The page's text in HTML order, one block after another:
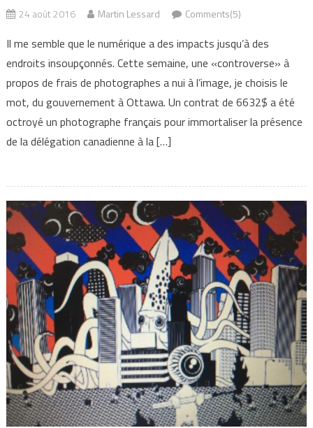
24 août 2016 Martin Lessard Comments(5)
Il me semble que le numérique a des impacts jusqu’à des
endroits insoupçonnés. Cette semaine, une «controverse» à
propos de frais de photographes a nui à l’image, je choisis le
mot, du gouvernement à Ottawa. Un contrat de 6632$ a été
octroyé un photographe français pour immortaliser la présence
de la délégation canadienne à la […]